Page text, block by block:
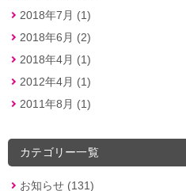
2018年7月 (1)
2018年6月 (2)
2018年4月 (1)
2012年4月 (1)
2011年8月 (1)
カテゴリー一覧
お知らせ (131)